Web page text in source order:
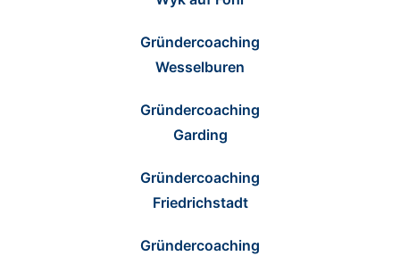
Gründercoaching
Wesselburen
Gründercoaching
Garding
Gründercoaching
Friedrichstadt
Gründercoaching